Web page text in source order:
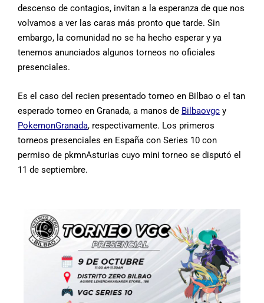
descenso de contagios, invitan a la esperanza de que nos
volvamos a ver las caras más pronto que tarde. Sin
embargo, la comunidad no se ha hecho esperar y ya
tenemos anunciados algunos torneos no oficiales
presenciales.
Es el caso del recien presentado torneo en Bilbao o el tan
esperado torneo en Granada, a manos de Bilbaovgc y
PokemonGranada, respectivamente. Los primeros
torneos presenciales en España con Series 10 con
permiso de pkmnAsturias cuyo mini torneo se disputó el
11 de septiembre.